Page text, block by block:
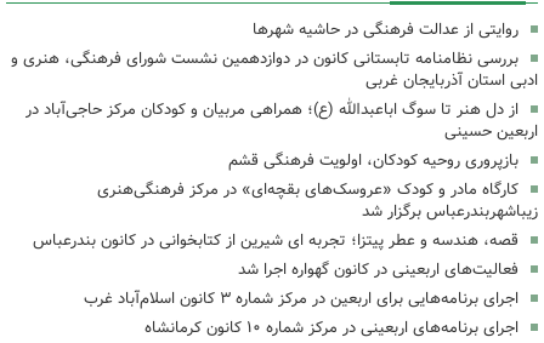
روایتی از عدالت فرهنگی در حاشیه شهرها
بررسی نظامنامه تابستانی کانون در دوازدهمین نشست شورای فرهنگی، هنری و
ادبی استان آذربایجان غربی
از دل هنر تا سوگ اباعبدالله (ع)؛ همراهی مربیان و کودکان مرکز حاجی‌آباد در
اربعین حسینی
بازپروری روحیه کودکان، اولویت فرهنگی قشم
کارگاه مادر و کودک «عروسک‌های بقچه‌ای» در مرکز فرهنگی‌هنری
زیباشهربندرعباس برگزار شد
قصه، هندسه و عطر پیتزا؛ تجربه ای شیرین از کتابخوانی در کانون بندرعباس
فعالیت‌های اربعینی در کانون گهواره اجرا شد
اجرای برنامه‌هایی برای اربعین در مرکز شماره ۳ کانون اسلام‌آباد غرب
اجرای برنامه‌های اربعینی در مرکز شماره ۱۰ کانون کرمانشاه